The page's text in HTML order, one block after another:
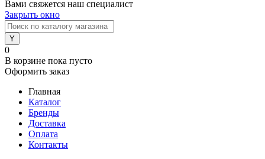
Вами свяжется наш специалист
Закрыть окно
0
В корзине пока пусто
Оформить заказ
Главная
Каталог
Бренды
Доставка
Оплата
Контакты